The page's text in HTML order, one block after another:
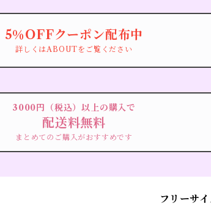
5％OFFクーポン配布中
詳しくはABOUTをご覧ください
3000円（税込）以上の購入で
配送料無料
まとめてのご購入がおすすめです
フリーサ